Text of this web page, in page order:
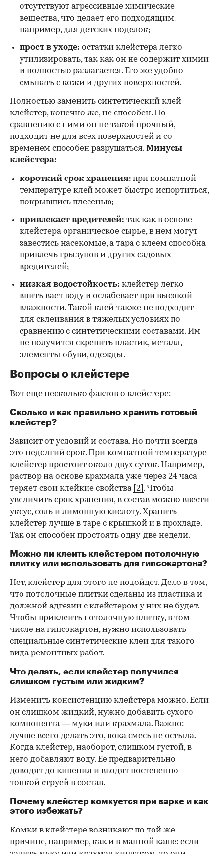
отсутствуют агрессивные химические
вещества, что делает его подходящим,
например, для детских поделок;
прост в уходе: остатки клейстера легко
утилизировать, так как он не содержит химии
и полностью разлагается. Его же удобно
смывать с кожи и других поверхностей.
Полностью заменить синтетический клей
клейстер, конечно же, не способен. По
сравнению с ними он не такой прочный,
подходит не для всех поверхностей и со
временем способен разрушаться. Минусы
клейстера:
короткий срок хранения: при комнатной
температуре клей может быстро испортиться,
покрывшись плесенью;
привлекает вредителей: так как в основе
клейстера органическое сырье, в нем могут
завестись насекомые, а тара с клеем способна
привлечь грызунов и других садовых
вредителей;
низкая водостойкость: клейстер легко
впитывает воду и ослабевает при высокой
влажности. Такой клей также не подходит
для склеивания в тяжелых условиях по
сравнению с синтетическими составами. Им
не получится скрепить пластик, металл,
элементы обуви, одежды.
Вопросы о клейстере
Вот еще несколько фактов о клейстере:
Сколько и как правильно хранить готовый
клейстер?
Зависит от условий и состава. Но почти всегда
это недолгий срок. При комнатной температуре
клейстер простоит около двух суток. Например,
раствор на основе крахмала уже через 24 часа
теряет свои клейкие свойства [2] . Чтобы
увеличить срок хранения, в состав можно ввести
уксус, соль и лимонную кислоту. Хранить
клейстер лучше в таре с крышкой и в прохладе.
Так он способен простоять одну-две недели.
Можно ли клеить клейстером потолочную
плитку или использовать для гипсокартона?
Нет, клейстер для этого не подойдет. Дело в том,
что потолочные плитки сделаны из пластика и
должной адгезии с клейстером у них не будет.
Чтобы приклеить потолочную плитку, в том
числе на гипсокартон, нужно использовать
специальные синтетические клеи для такого
вида ремонтных работ.
Что делать, если клейстер получился
слишком густым или жидким?
Изменить консистенцию клейстера можно. Если
он слишком жидкий, нужно добавить сухого
компонента — муки или крахмала. Важно:
лучше всего делать это, пока смесь не остыла.
Когда клейстер, наоборот, слишком густой, в
него добавляют воду. Ее предварительно
доводят до кипения и вводят постепенно
тонкой струей в состав.
Почему клейстер комкуется при варке и как
этого избежать?
Комки в клейстере возникают по той же
причине, например, как и в манной каше: если